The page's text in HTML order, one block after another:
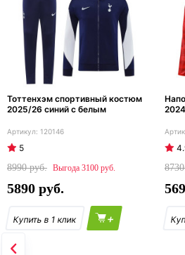
Тоттенхэм спортивный костюм
2025/26 синий с белым
120146
5
8990
3100
5890
+